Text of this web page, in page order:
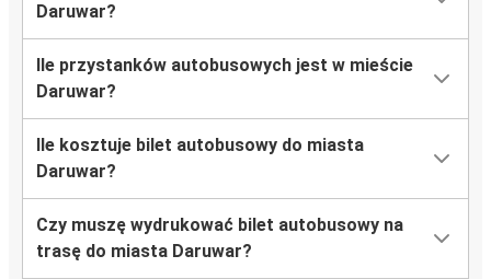
Daruwar?
Ile przystanków autobusowych jest w mieście
Daruwar?
Ile kosztuje bilet autobusowy do miasta
Daruwar?
Czy muszę wydrukować bilet autobusowy na
trasę do miasta Daruwar?